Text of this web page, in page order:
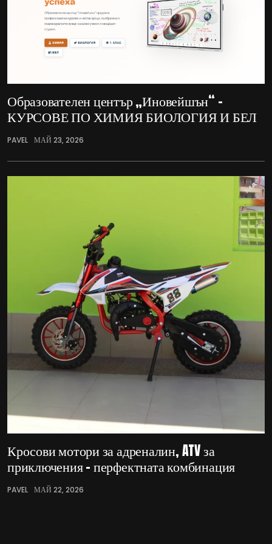
Образователен център „Иновейшън“ –
КУРСОВЕ ПО ХИМИЯ БИОЛОГИЯ И БЕЛ
PAVEL МАЙ 23, 2026
Кросови мотори за адреналин, ATV за
приключения – перфектната комбинация
PAVEL МАЙ 22, 2026